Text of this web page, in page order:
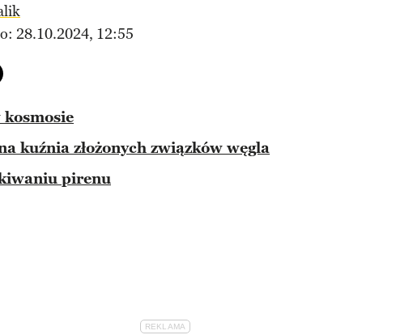
28.10.2024, 12:55
na twitter
do przyjaciela
kosmosie
kuźnia złożonych związków węgla
pirenu